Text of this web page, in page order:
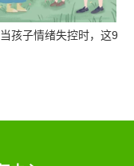
当孩子情绪失控时，这9